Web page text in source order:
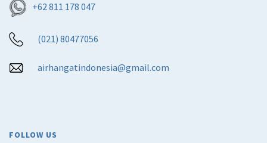
+62 811 178 047
(021) 80477056
airhangatindonesia@gmail.com
FOLLOW US